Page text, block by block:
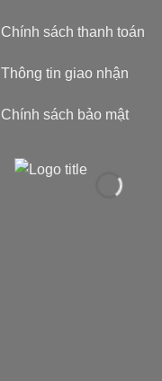
Chính sách thanh toán
Thông tin giao nhận
Chính sách bảo mật